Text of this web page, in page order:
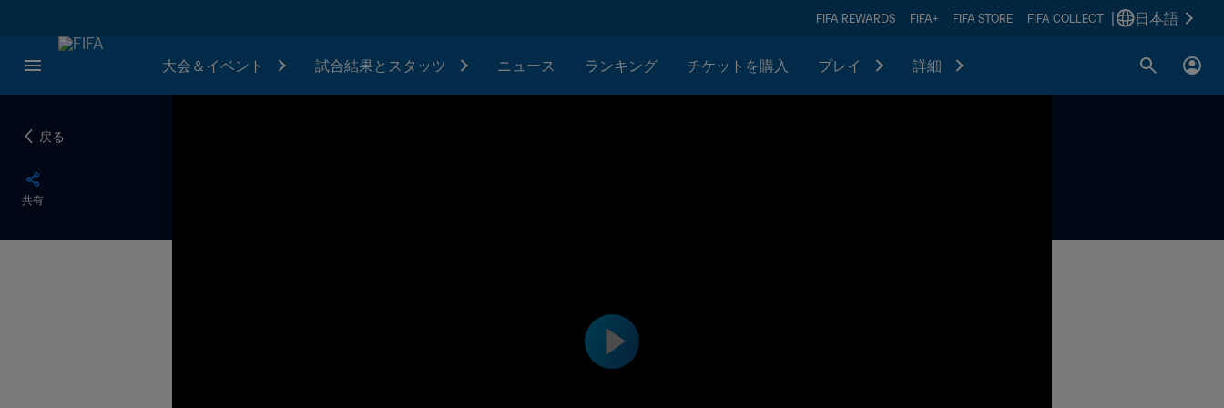
FIFA REWARDS FIFA+ FIFA STORE FIFA COLLECT 日本語
大会＆イベント 試合結果とスタッツ ニュース ランキング チケットを購入 プレイ 詳細
戻る
共有